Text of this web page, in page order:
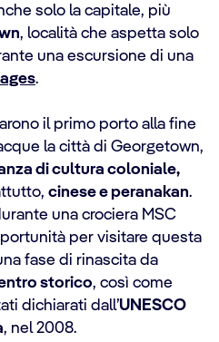
solo la capitale, più
, località che aspetta solo
una escursione di una
.
il primo porto alla fine
la città di Georgetown,
di cultura coloniale,
cinese e peranakan.
una crociera MSC
per visitare questa
fase di rinascita da
storico, così come
dichiarati dall’UNESCO
, nel 2008.